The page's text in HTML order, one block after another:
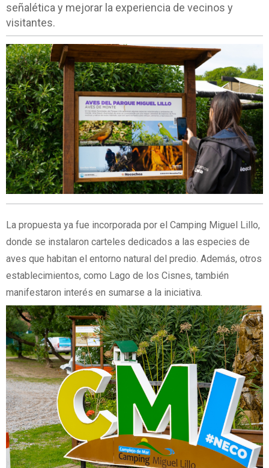
señalética y mejorar la experiencia de vecinos y
visitantes.
La propuesta ya fue incorporada por el Camping Miguel Lillo,
donde se instalaron carteles dedicados a las especies de
aves que habitan el entorno natural del predio. Además, otros
establecimientos, como Lago de los Cisnes, también
manifestaron interés en sumarse a la iniciativa.